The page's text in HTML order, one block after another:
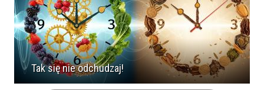
Tak się nie odchudzaj!